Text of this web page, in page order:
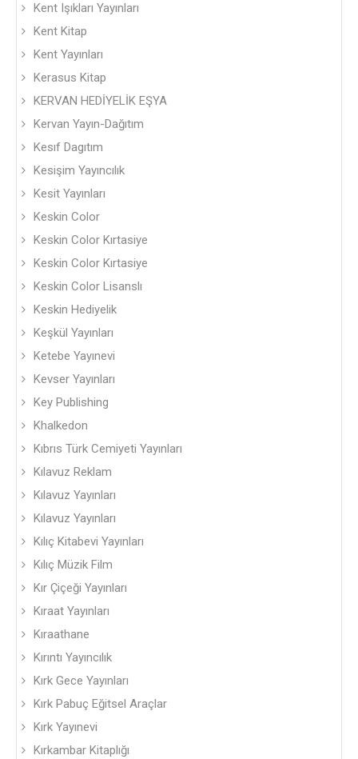
Kent Işıkları Yayınları
Kent Kitap
Kent Yayınları
Kerasus Kitap
KERVAN HEDİYELİK EŞYA
Kervan Yayın-Dağıtım
Kesıf Dagıtım
Kesişim Yayıncılık
Kesit Yayınları
Keskin Color
Keskin Color Kırtasiye
Keskin Color Kırtasiye
Keskin Color Lisanslı
Keskin Hediyelik
Keşkül Yayınları
Ketebe Yayınevi
Kevser Yayınları
Key Publishing
Khalkedon
Kıbrıs Türk Cemiyeti Yayınları
Kılavuz Reklam
Kılavuz Yayınları
Kılavuz Yayınları
Kılıç Kitabevi Yayınları
Kılıç Müzik Film
Kır Çiçeği Yayınları
Kıraat Yayınları
Kıraathane
Kırıntı Yayıncılık
Kırk Gece Yayınları
Kırk Pabuç Eğitsel Araçlar
Kırk Yayınevi
Kırkambar Kitaplığı